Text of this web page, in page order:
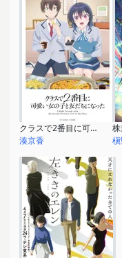
クラスで2番目に可愛い女の子と友だちになった
湊京香